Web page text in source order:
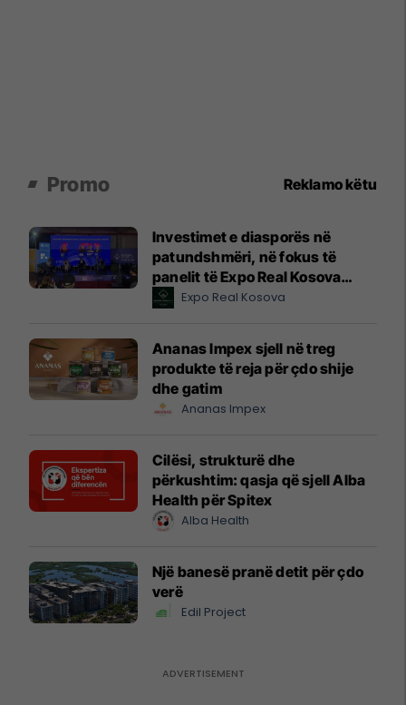
Promo Reklamo këtu
Investimet e diasporës në
patundshmëri, në fokus të
panelit të Expo Real Kosova
2026Expo Real Kosova
Ananas Impex sjell në treg
produkte të reja për çdo shije
dhe gatim
Ananas Impex
Cilësi, strukturë dhe
përkushtim: qasja që sjell Alba
Health për Spitex
Alba Health
Një banesë pranë detit për çdo
verë
Edil Project